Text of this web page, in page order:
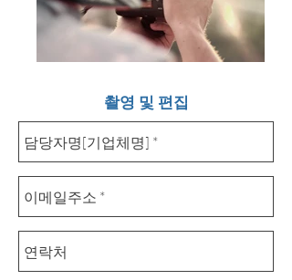
촬영 및 편집